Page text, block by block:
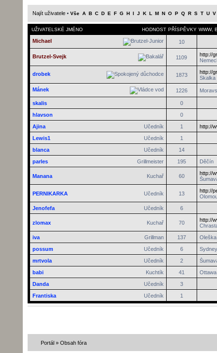
Najít uživatele• Vše A B C D E F G H I J K L M N O P Q R S T U V
HODNOST
UŽIVATELSKÉ JMÉNO PŘÍSPĚVKY WWW,
Michael 10
Brutzel-Svejk 1109
http://
drobek 1873
http://
Skalka
Mánek
1226
skalis
0
hlavson
0
Učedník
Ajina 1
http://
Učedník
Lewis1
1
Učedník
blanca
14
Grillmeister
parles 195 Děčín
Kuchař
Manana 60
http://
Učedník
PERNIKARKA 13
http://
Učedník
Jenofefa 6
Kuchař
zlomax 70
http://
Grillman
iva 137
Učedník
possum 6
Sydney
Učedník
mrtvola 2
Kuchtík
babi 41
Ottawa
Učedník
Danda
3
Učedník
Frantiska 1
Portál» Obsah fóra